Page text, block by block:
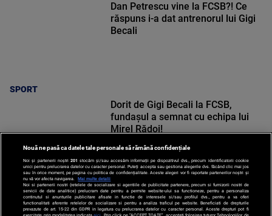
SPORT
Dan Petrescu vine la FCSB?! Ce
răspuns i-a dat antrenorul lui Gigi
Becali
SPORT
Dorit de Gigi Becali la FCSB,
fundașul a semnat cu echipa lui
Mirel Rădoi!
Nouă ne pasă ca datele tale personale să rămână confidențiale
Noi și partenerii noștri 201 stocăm și/sau accesăm informații pe dispozitivul dvs., precum identificatorii cookie
unici pentru prelucrarea datelor cu caracter personal. Puteți accepta sau gestiona alegerile dvs. făcând clic mai jos
sau în orice moment, pe pagina cu politica de confidențialitate. Aceste alegeri vor fi raportate partenerilor noștri și
nu vă vor afecta navigarea.
Mai multe detalii
Noi si partenerii nostri (retelele de socializare si agentiile de publicitate partenere, precum si furnizorii nostri de
servicii de date analitice) prelucram date pentru a permite website-ului sa functioneze, pentru a personaliza
continutul si anunturile publicitare afisate in functie de interesele si/sau profilul dvs., pentru a va oferi
functionalitati aferente retelelor de socializare si pentru a analiza traficul pe website. Beneficiati de drepturile
prevazute de art. 15-22 din GDPR in legatura cu prelucrarea datelor cu caracter personal. Aceste drepturi pot fi
exercitate prin modalitatea indicataaici . Prin click pe “ACCEPT TOATE”, acceptati folosirea tuturor Tehnologiilor de